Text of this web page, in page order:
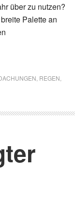
über zu nutzen?
Palette an
REGEN